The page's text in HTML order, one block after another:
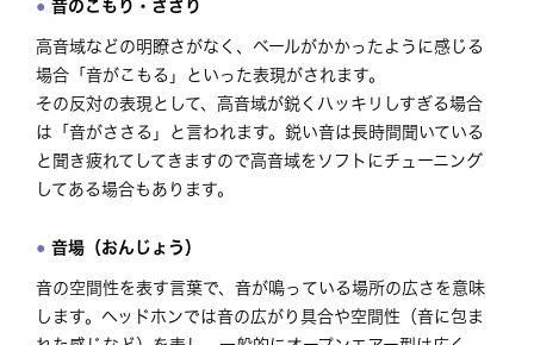
音のこもり・ささり
高音域などの明瞭さがなく、ベールがかかったように感じる
場合「音がこもる」といった表現がされます。
その反対の表現として、高音域が鋭くハッキリしすぎる場合
は「音がささる」と言われます。鋭い音は長時間聞いている
と聞き疲れてしてきますので高音域をソフトにチューニング
してある場合もあります。
音場（おんじょう）
音の空間性を表す言葉で、音が鳴っている場所の広さを意味
します。ヘッドホンでは音の広がり具合や空間性（音に包ま